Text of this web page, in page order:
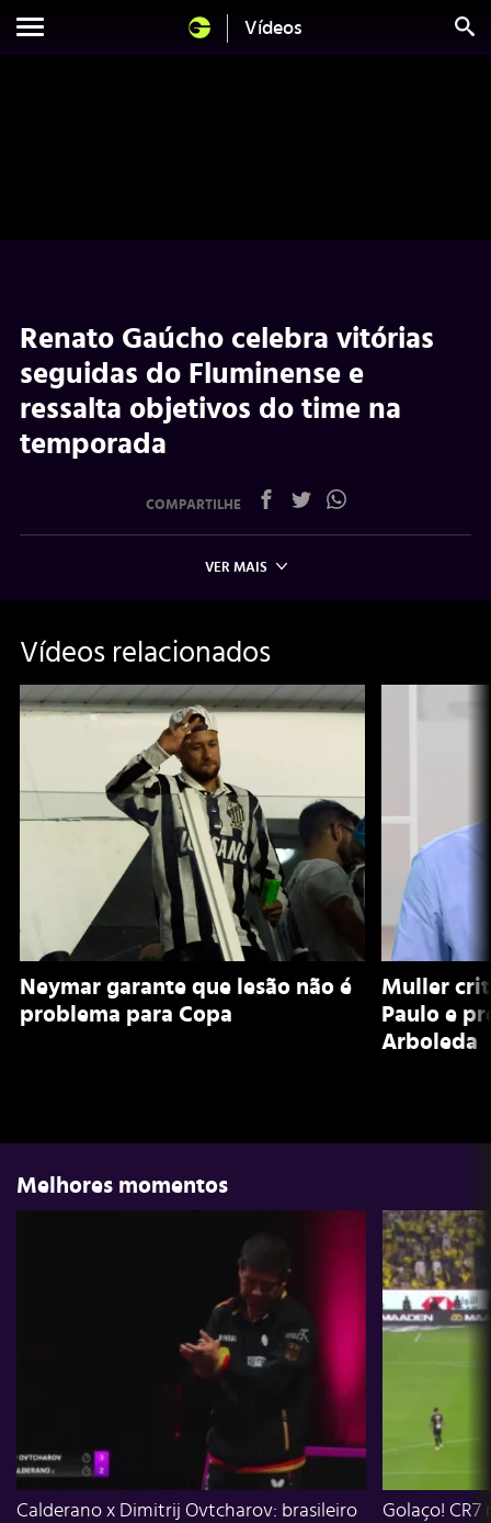
Vídeos
Renato Gaúcho celebra vitórias
seguidas do Fluminense e
ressalta objetivos do time na
temporada
COMPARTILHE
VER MAIS
Vídeos relacionados
Neymar garante que lesão não é
problema para Copa
Muller
Paulo e
Arboleda
Melhores momentos
Calderano x Dimitrij Ovtcharov: brasileiro
Golaço!